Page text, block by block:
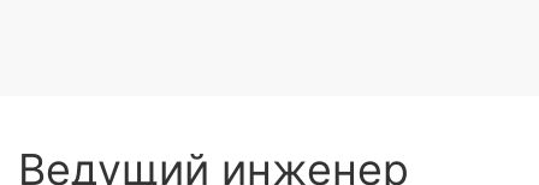
Ведущий инженер